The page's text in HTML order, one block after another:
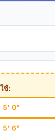
ช้:
5' 0"
5' 6"